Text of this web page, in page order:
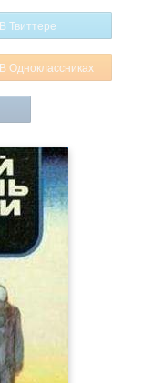
В Твиттере
В Одноклассниках